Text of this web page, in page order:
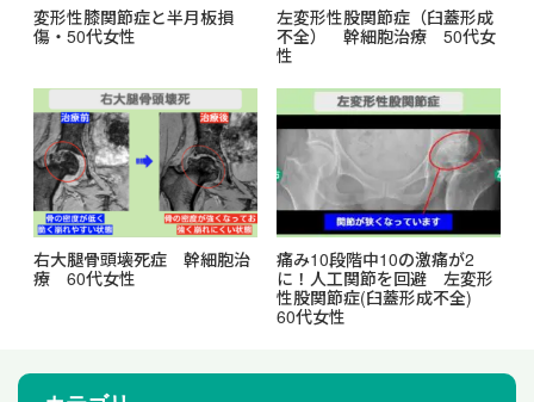
変形性膝関節症と半月板損
傷・50代女性
左変形性股関節症（臼蓋形成
不全） 幹細胞治療 50代女
性
右大腿骨頭壊死症 幹細胞治
療 60代女性
痛み10段階中10の激痛が2
に！人工関節を回避 左変形
性股関節症(臼蓋形成不全)
60代女性